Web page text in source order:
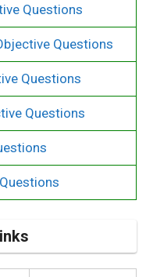
Questions
Questions
Questions
Questions